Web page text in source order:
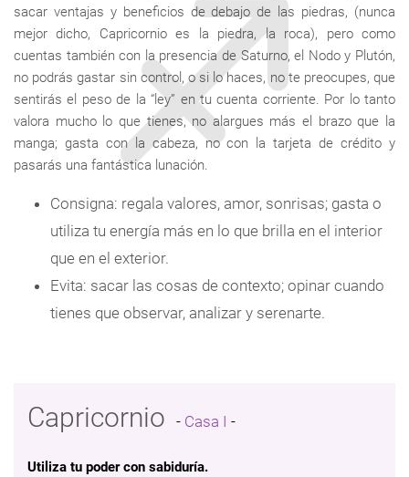
sacar ventajas y beneficios de debajo de las piedras, (nunca
mejor dicho, Capricornio es la piedra, la roca), pero como
cuentas también con la presencia de Saturno, el Nodo y Plutón,
no podrás gastar sin control, o si lo haces, no te preocupes, que
sentirás el peso de la “ley” en tu cuenta corriente. Por lo tanto
valora mucho lo que tienes, no alargues más el brazo que la
manga; gasta con la cabeza, no con la tarjeta de crédito y
pasarás una fantástica lunación.
Consigna: regala valores, amor, sonrisas; gasta o
utiliza tu energía más en lo que brilla en el interior
que en el exterior.
Evita: sacar las cosas de contexto; opinar cuando
tienes que observar, analizar y serenarte.
Capricornio - Casa I -
Utiliza tu poder con sabiduría.